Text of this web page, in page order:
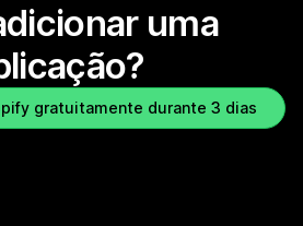
uma
gratuitamente durante 3 dias